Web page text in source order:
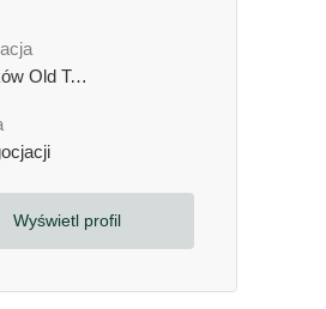
Kraków, Polska
Wyświetl profil